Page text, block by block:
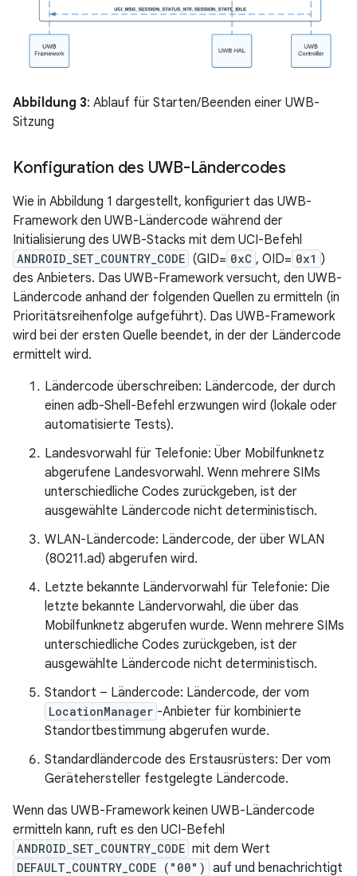
Abbildung 3: Ablauf für Starten/Beenden einer UWB-
Sitzung
Konfiguration des UWB-Ländercodes
Wie in Abbildung 1 dargestellt, konfiguriert das UWB-
Framework den UWB-Ländercode während der
Initialisierung des UWB-Stacks mit dem UCI-Befehl
ANDROID_SET_COUNTRY_CODE (GID= 0xC , OID= 0x1 )
des Anbieters. Das UWB-Framework versucht, den UWB-
Ländercode anhand der folgenden Quellen zu ermitteln (in
Prioritätsreihenfolge aufgeführt). Das UWB-Framework
wird bei der ersten Quelle beendet, in der der Ländercode
ermittelt wird.
Ländercode überschreiben: Ländercode, der durch
einen adb-Shell-Befehl erzwungen wird (lokale oder
automatisierte Tests).
Landesvorwahl für Telefonie: Über Mobilfunknetz
abgerufene Landesvorwahl. Wenn mehrere SIMs
unterschiedliche Codes zurückgeben, ist der
ausgewählte Ländercode nicht deterministisch.
WLAN-Ländercode: Ländercode, der über WLAN
(80211.ad) abgerufen wird.
Letzte bekannte Ländervorwahl für Telefonie: Die
letzte bekannte Ländervorwahl, die über das
Mobilfunknetz abgerufen wurde. Wenn mehrere SIMs
unterschiedliche Codes zurückgeben, ist der
ausgewählte Ländercode nicht deterministisch.
Standort – Ländercode: Ländercode, der vom
LocationManager -Anbieter für kombinierte
Standortbestimmung abgerufen wurde.
Standardländercode des Erstausrüsters: Der vom
Gerätehersteller festgelegte Ländercode.
Wenn das UWB-Framework keinen UWB-Ländercode
ermitteln kann, ruft es den UCI-Befehl
ANDROID_SET_COUNTRY_CODE mit dem Wert
DEFAULT_COUNTRY_CODE ("00") auf und benachrichtigt